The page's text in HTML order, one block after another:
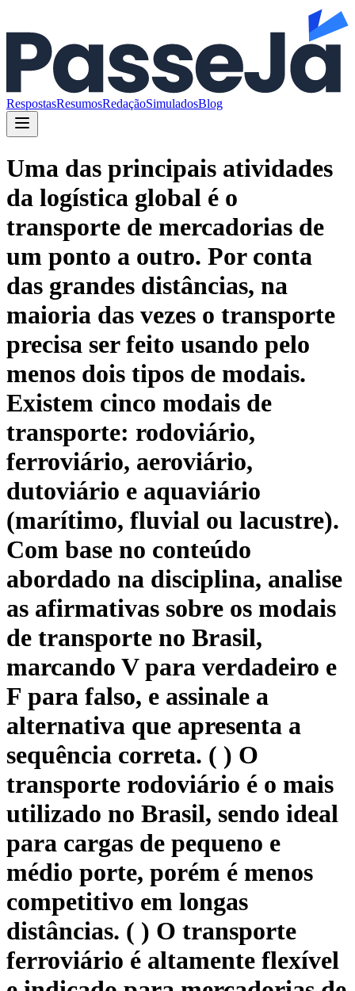
RespostasResumosRedaçãoSimuladosBlog
Uma das principais atividades
da logística global é o
transporte de mercadorias de
um ponto a outro. Por conta
das grandes distâncias, na
maioria das vezes o transporte
precisa ser feito usando pelo
menos dois tipos de modais.
Existem cinco modais de
transporte: rodoviário,
ferroviário, aeroviário,
dutoviário e aquaviário
(marítimo, fluvial ou lacustre).
Com base no conteúdo
abordado na disciplina, analise
as afirmativas sobre os modais
de transporte no Brasil,
marcando V para verdadeiro e
F para falso, e assinale a
alternativa que apresenta a
sequência correta. ( ) O
transporte rodoviário é o mais
utilizado no Brasil, sendo ideal
para cargas de pequeno e
médio porte, porém é menos
competitivo em longas
distâncias. ( ) O transporte
ferroviário é altamente flexível